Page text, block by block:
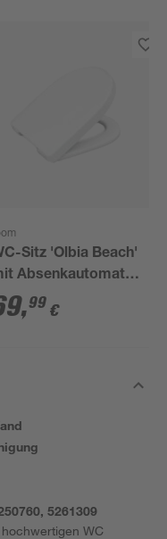
Sitz 'Olbia Beach'
Absenkautomatik
Duroplast
,99 €
5261309
WC